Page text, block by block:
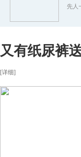
先人
又有纸尿裤
牌，检测机
[详细]